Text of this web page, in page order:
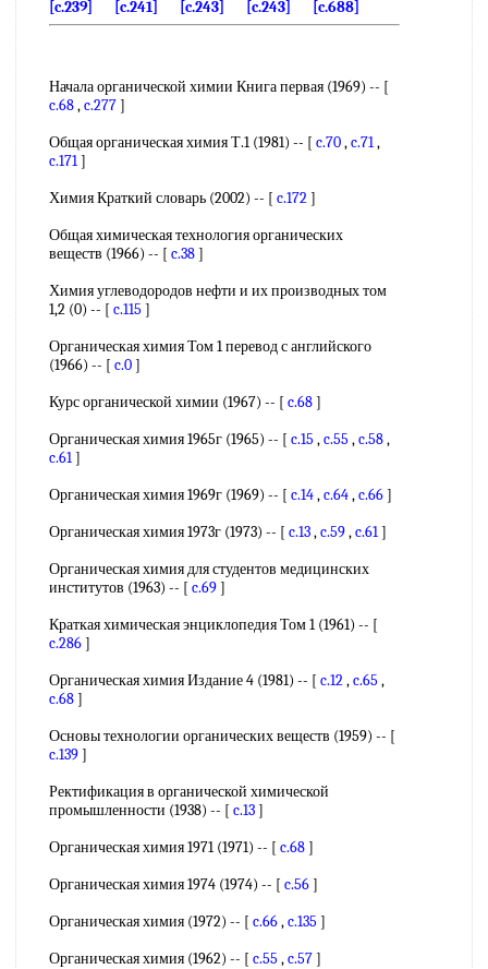
[c.239]
[c.241] [c.243] [c.243] [c.688]
Начала органической химии Книга первая (1969) -- [
c.68,c.277]
Общая органическая химия Т.1 (1981) -- [ c.70,c.71,
c.171]
Химия Краткий словарь (2002) -- [ c.172]
Общая химическая технология органических
веществ (1966) -- [ c.38]
Химия углеводородов нефти и их производных том
1,2 (0) -- [ c.115 ]
Органическая химия Том 1 перевод с английского
(1966) -- [ c.0]
Курс органической химии (1967) -- [ c.68]
Органическая химия 1965г (1965) -- [ c.15 ,c.55 ,c.58,
c.61]
Органическая химия 1969г (1969) -- [ c.14,c.64,c.66]
Органическая химия 1973г (1973) -- [ c.13,c.59,c.61]
Органическая химия для студентов медицинских
институтов (1963) -- [ c.69]
Краткая химическая энциклопедия Том 1 (1961) -- [
c.286]
Органическая химия Издание 4 (1981) -- [ c.12,c.65 ,
c.68]
Основы технологии органических веществ (1959) -- [
c.139]
Ректификация в органической химической
промышленности (1938) -- [ c.13]
Органическая химия 1971 (1971) -- [ c.68]
Органическая химия 1974 (1974) -- [ c.56]
Органическая химия (1972) -- [ c.66,c.135 ]
Органическая химия (1962) -- [ c.55 ,c.57]